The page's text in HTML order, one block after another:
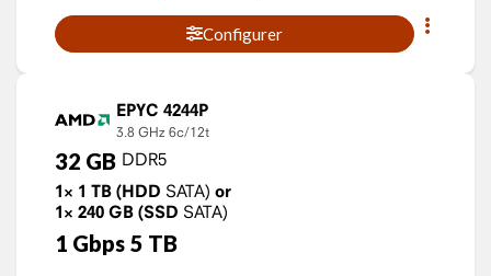
Configurer
EPYC 4244P
3.8 GHz 6c/12t
32 GB DDR5
1× 1 TB (HDD SATA) or
1× 240 GB (SSD SATA)
1 Gbps 5 TB